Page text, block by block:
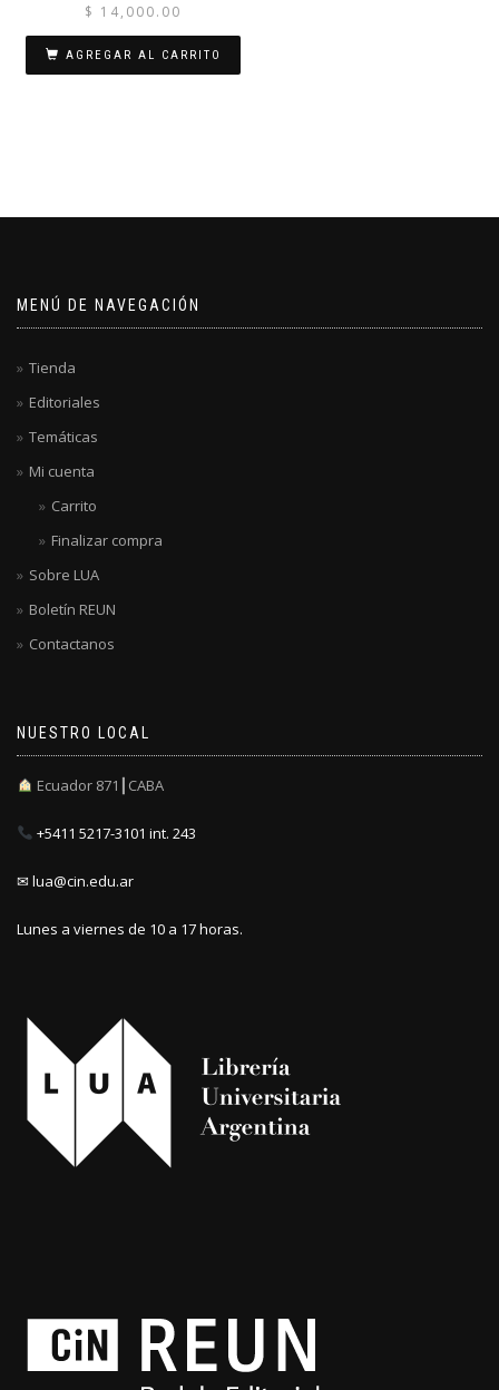
$ 14,000.00
AGREGAR AL CARRITO
MENÚ DE NAVEGACIÓN
Tienda
Editoriales
Temáticas
Mi cuenta
Carrito
Finalizar compra
Sobre LUA
Boletín REUN
Contactanos
NUESTRO LOCAL
Ecuador 871┃CABA
+5411 5217-3101 int. 243
✉ lua@cin.edu.ar
Lunes a viernes de 10 a 17 horas.